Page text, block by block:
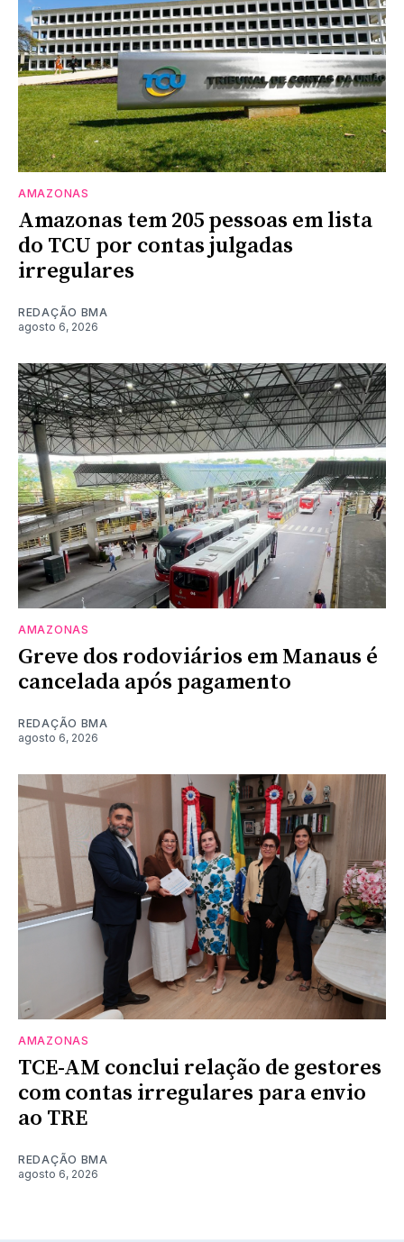
AMAZONAS
Amazonas tem 205 pessoas em lista
do TCU por contas julgadas
irregulares
REDAÇÃO BMA
agosto 6, 2026
AMAZONAS
Greve dos rodoviários em Manaus é
cancelada após pagamento
REDAÇÃO BMA
agosto 6, 2026
AMAZONAS
TCE-AM conclui relação de gestores
com contas irregulares para envio
ao TRE
REDAÇÃO BMA
agosto 6, 2026